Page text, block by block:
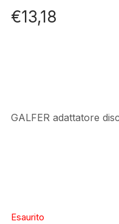
€13,18
GALFER adattatore
Esaurito